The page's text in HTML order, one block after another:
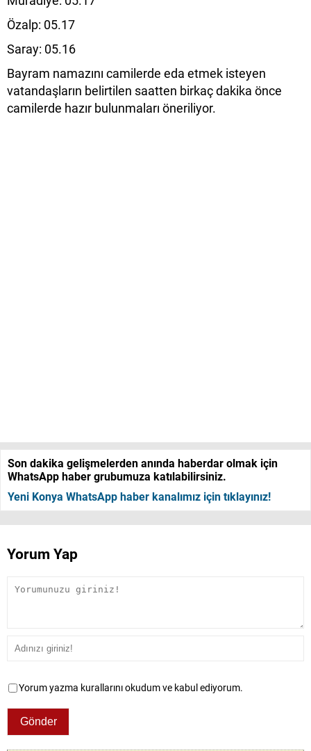
Özalp: 05.17
Saray: 05.16
Bayram namazını camilerde eda etmek isteyen
vatandaşların belirtilen saatten birkaç dakika önce
camilerde hazır bulunmaları öneriliyor.
Son dakika gelişmelerden anında haberdar olmak için
WhatsApp haber grubumuza katılabilirsiniz.
Yeni Konya WhatsApp haber kanalımız için tıklayınız!
Yorum Yap
Yorum yazma kurallarını okudum ve kabul ediyorum.